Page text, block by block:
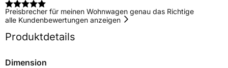
Preisbrecher für meinen Wohnwagen genau das Richtige
alle Kundenbewertungen anzeigen
Produktdetails
Dimension